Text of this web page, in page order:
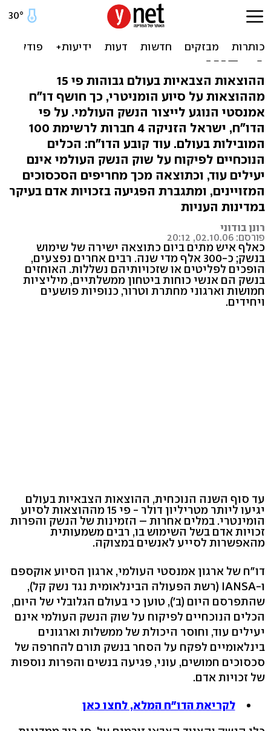
דו"ח אמנסטי: שני שלישים
מייצור הנשק בישראל -
לייצוא
ההוצאות הצבאיות בעולם גבוהות פי 15
מההוצאות על סיוע הומניטרי, כך חושף דו"ח
אמנסטי הנוגע לייצור הנשק העולמי. על פי
הדו"ח, ישראל הזניקה 4 חברות לרשימת 100
המובילות בעולם. עוד קובע הדו"ח: הכלים
הנוכחיים לפיקוח על שוק הנשק העולמי אינם
יעילים עוד, וכתוצאה מכך מחריפים הסכסוכים
המזויינים, ומתגברת הפגיעה בזכויות אדם בעיקר
במדינות העניות
רונן בודוני
פורסם: 02.10.06, 20:12
כאלף איש מתים ביום כתוצאה ישירה של שימוש
בנשק; כ-300 אלף מדי שנה. רבים אחרים נפצעים,
הופכים לפליטים או שזכויותיהם נשללות. האוחזים
בנשק הם אנשי כוחות ביטחון ממשלתיים, מיליציות
חמושות וארגוני מחתרת וטרור, כנופיות פושעים
ויחידים.
עד סוף השנה הנוכחית, ההוצאות הצבאיות בעולם
יגיעו ליותר מטריליון דולר - פי 15 מההוצאות לסיוע
הומינטרי. במלים אחרות – הזמינות של הנשק והפרות
זכויות אדם בשל השימוש בו, רבים משמעותית
מהאפשרות לסייע לאנשים במצוקה.
דו"ח של ארגון אמנסטי העולמי, ארגון הסיוע אוקספם
ו-IANSA (רשת הפעולה הבינלאומית נגד נשק קל),
שהתפרסם היום (ב'), טוען כי בעולם הגלובלי של היום,
הכלים הנוכחיים לפיקוח על שוק הנשק העולמי אינם
יעילים עוד, וחוסר היכולת של ממשלות וארגונים
בינלאומיים לפקח על הסחר בנשק תורם להחרפה של
סכסוכים חמושים, עוני, פגיעה בנשים והפרות נוספות
של זכויות אדם.
לקריאת הדו"ח המלא, לחצו כאן